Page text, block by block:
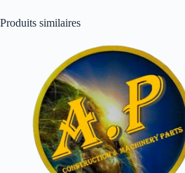
Produits similaires